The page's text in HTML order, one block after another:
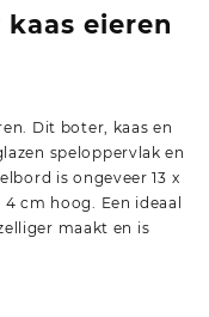
eieren
Dit boter, kaas en
speloppervlak en
is ongeveer 13 x
cm hoog. Een ideaal
maakt en is